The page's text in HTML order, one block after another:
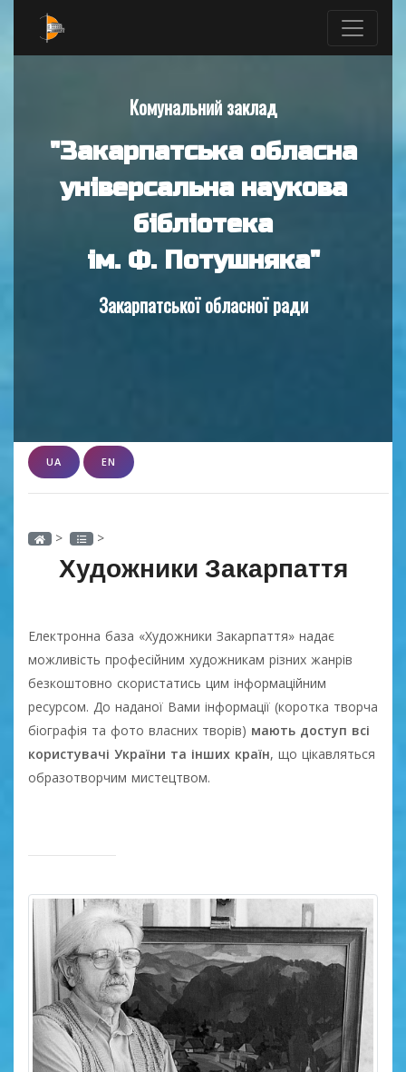
Комунальний заклад
"Закарпатська обласна
універсальна наукова
бібліотека
ім. Ф. Потушняка"
Закарпатської обласної ради
UA EN
> >
Художники Закарпаття
Електронна база «Художники Закарпаття» надає
можливість професійним художникам різних жанрів
безкоштовно скористатись цим інформаційним
ресурсом. До наданої Вами інформації (коротка творча
біографія та фото власних творів) мають доступ всі
користувачі України та інших країн, що цікавляться
образотворчим мистецтвом.